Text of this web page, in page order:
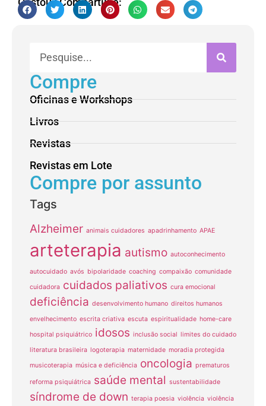
Compre
Oficinas e Workshops
Livros
Revistas
Revistas em Lote
Compre por assunto
Tags
Alzheimer animais cuidadores apadrinhamento APAE
arteterapia autismo autoconhecimento
autocuidado avós bipolaridade coaching compaixão comunidade
cuidadora cuidados paliativos cura emocional
deficiência desenvolvimento humano direitos humanos
envelhecimento escrita criativa escuta espiritualidade home-care
hospital psiquiátrico idosos inclusão social limites do cuidado
literatura brasileira logoterapia maternidade moradia protegida
musicoterapia música e deficiência oncologia prematuros
reforma psiquiátrica saúde mental sustentabilidade
síndrome de down terapia poesia violência violência